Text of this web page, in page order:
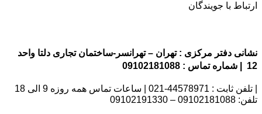
ارتباط با جویندگان
نشانی دفتر مرکزی : تهران – تهرانسر-ساختمان تجاری دلتا واحد
12 | شماره تماس : 09102181088
| تلفن ثابت : 44578971-021 | ساعات تماس همه روزه 9 الی 18
تلفن: 09102181088 – 09102191330